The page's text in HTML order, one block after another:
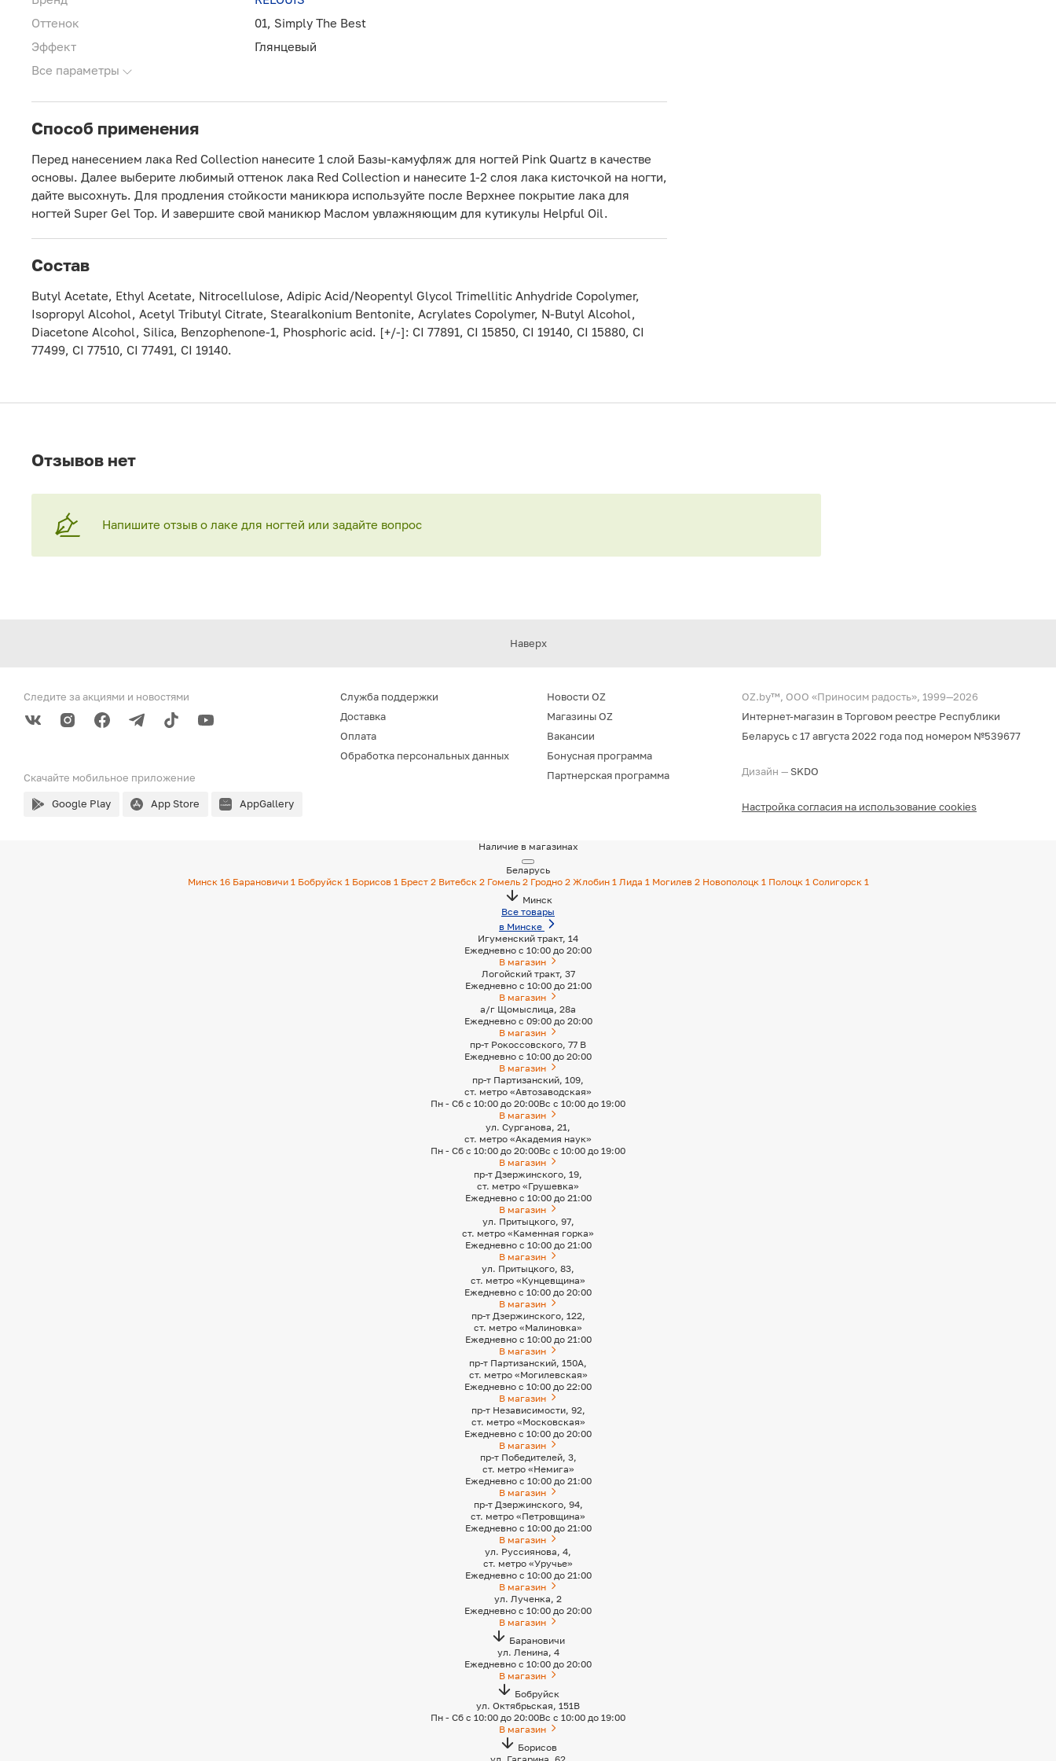
Оттенок
01, Simply The Best
Эффект
Глянцевый
Все параметры
Способ применения
Перед нанесением лака Red Collection нанесите 1 слой Базы-камуфляж для ногтей Pink Quartz в качестве
основы. Далее выберите любимый оттенок лака Red Collection и нанесите 1-2 слоя лака кисточкой на ногти,
дайте высохнуть. Для продления стойкости маникюра используйте после Верхнее покрытие лака для
ногтей Super Gel Top. И завершите свой маникюр Маслом увлажняющим для кутикулы Helpful Oil.
Состав
Butyl Acetate, Ethyl Acetate, Nitrocellulose, Adipic Acid/Neopentyl Glycol Trimellitic Anhydride Copolymer,
Isopropyl Alcohol, Acetyl Tributyl Citrate, Stearalkonium Bentonite, Acrylates Copolymer, N-Butyl Alcohol,
Diacetone Alcohol, Silica, Benzophenone-1, Phosphoric acid. [+/-]: CI 77891, CI 15850, CI 19140, CI 15880, CI
77499, CI 77510, CI 77491, CI 19140.
Отзывов нет
Напишите отзыв о лаке для ногтей или задайте вопрос
Наверх
Следите за акциями и новостями
Скачайте мобильное приложение
Google Play App Store AppGallery
Служба поддержки
Доставка
Оплата
Обработка персональных данных
Новости OZ
Магазины OZ
Вакансии
Бонусная программа
Партнерская программа
OZ.by™, ООО «Приносим радость», 1999—2026
Интернет-магазин в Торговом реестре Республики
Беларусь с 17 августа 2022 года под номером №539677
Дизайн — SKDO
Настройка согласия на использование cookies
Наличие в магазинах
Беларусь
Минск 16 Барановичи 1 Бобруйск 1 Борисов 1 Брест 2 Витебск 2 Гомель 2 Гродно 2 Жлобин 1 Лида 1 Могилев 2 Новополоцк 1 Полоцк 1 Солигорск 1
Минск
Все товары
в Минске
Игуменский тракт, 14
Ежедневно с 10:00 до 20:00
В магазин
Логойский тракт, 37
Ежедневно с 10:00 до 21:00
В магазин
а/г Щомыслица, 28а
Ежедневно с 09:00 до 20:00
В магазин
пр-т Рокоссовского, 77 В
Ежедневно с 10:00 до 20:00
В магазин
пр-т Партизанский, 109,
ст. метро «Автозаводская»
Пн - Сб с 10:00 до 20:00Вс с 10:00 до 19:00
В магазин
ул. Сурганова, 21,
ст. метро «Академия наук»
Пн - Сб с 10:00 до 20:00Вс с 10:00 до 19:00
В магазин
пр-т Дзержинского, 19,
ст. метро «Грушевка»
Ежедневно с 10:00 до 21:00
В магазин
ул. Притыцкого, 97,
ст. метро «Каменная горка»
Ежедневно с 10:00 до 21:00
В магазин
ул. Притыцкого, 83,
ст. метро «Кунцевщина»
Ежедневно с 10:00 до 20:00
В магазин
пр-т Дзержинского, 122,
ст. метро «Малиновка»
Ежедневно с 10:00 до 21:00
В магазин
пр-т Партизанский, 150А,
ст. метро «Могилевская»
Ежедневно с 10:00 до 22:00
В магазин
пр-т Независимости, 92,
ст. метро «Московская»
Ежедневно с 10:00 до 20:00
В магазин
пр-т Победителей, 3,
ст. метро «Немига»
Ежедневно с 10:00 до 21:00
В магазин
пр-т Дзержинского, 94,
ст. метро «Петровщина»
Ежедневно с 10:00 до 21:00
В магазин
ул. Руссиянова, 4,
ст. метро «Уручье»
Ежедневно с 10:00 до 21:00
В магазин
ул. Лученка, 2
Ежедневно с 10:00 до 20:00
В магазин
Барановичи
ул. Ленина, 4
Ежедневно с 10:00 до 20:00
В магазин
Бобруйск
ул. Октябрьская, 151B
Пн - Сб с 10:00 до 20:00Вс с 10:00 до 19:00
В магазин
Борисов